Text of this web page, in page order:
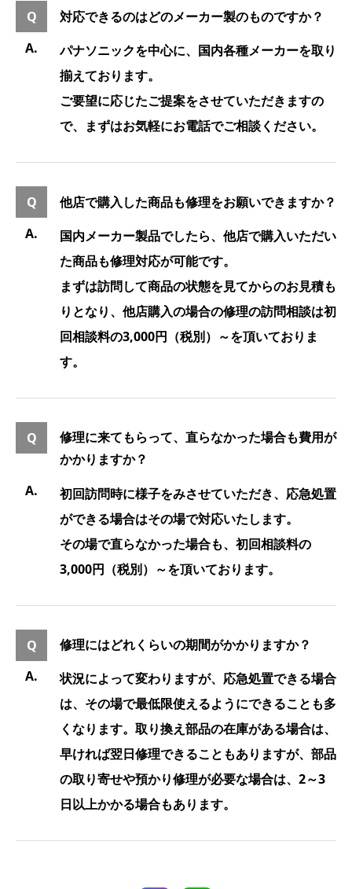
対応できるのはどのメーカー製のものですか？
パナソニックを中心に、国内各種メーカーを取り
揃えております。
ご要望に応じたご提案をさせていただきますの
で、まずはお気軽にお電話でご相談ください。
他店で購入した商品も修理をお願いできますか？
国内メーカー製品でしたら、他店で購入いただい
た商品も修理対応が可能です。
まずは訪問して商品の状態を見てからのお見積も
りとなり、他店購入の場合の修理の訪問相談は初
回相談料の3,000円（税別）～を頂いておりま
す。
修理に来てもらって、直らなかった場合も費用が
かかりますか？
初回訪問時に様子をみさせていただき、応急処置
ができる場合はその場で対応いたします。
その場で直らなかった場合も、初回相談料の
3,000円（税別）～を頂いております。
修理にはどれくらいの期間がかかりますか？
状況によって変わりますが、応急処置できる場合
は、その場で最低限使えるようにできることも多
くなります。取り換え部品の在庫がある場合は、
早ければ翌日修理できることもありますが、部品
の取り寄せや預かり修理が必要な場合は、2～3
日以上かかる場合もあります。